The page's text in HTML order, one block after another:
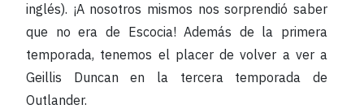
inglés). ¡A nosotros mismos nos sorprendió saber
que no era de Escocia! Además de la primera
temporada, tenemos el placer de volver a ver a
Geillis Duncan en la tercera temporada de
Outlander.